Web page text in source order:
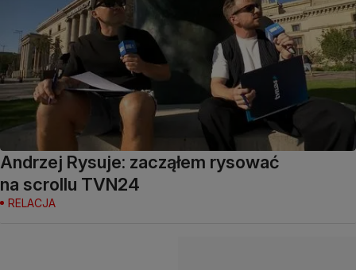
Andrzej Rysuje: zacząłem rysować
na scrollu TVN24
RELACJA